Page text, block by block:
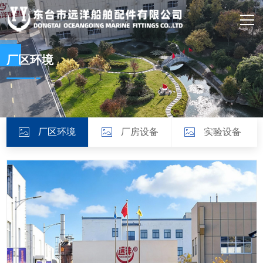
网站首页
关于我们
产品中心
新闻资讯
厂区环境
加入我们
联系我们
厂区环境
厂区环境 厂房设备 实验设备